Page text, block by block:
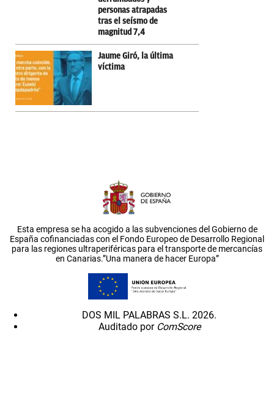
personas atrapadas
tras el seísmo de
magnitud 7,4
Jaume Giró, la última
víctima
Esta empresa se ha acogido a las subvenciones del Gobierno de
España cofinanciadas con el Fondo Europeo de Desarrollo Regional
para las regiones ultraperiféricas para el transporte de mercancías
en Canarias.”Una manera de hacer Europa”
DOS MIL PALABRAS S.L. 2026.
Auditado por ComScore